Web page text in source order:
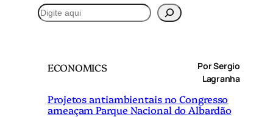
P
e
ECONOMICS
Por Sergio
Lagranha
Projetos antiambientais no Congresso
ameaçam Parque Nacional do Albardão